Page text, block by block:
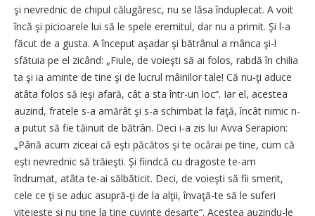
şi nevrednic de chipul călu­găresc, nu se lăsa înduplecat. A voit
încă şi picioarele lui să le spele eremitul, dar nu a primit. Şi l-a
făcut de a gusta. A început aşadar şi bătrânul a mânca şi-l
sfătuia pe el zicând: „Fiule, de voieşti să ai folos, rabdă în chilia
ta şi ia aminte de tine şi de lucrul mâinilor tale! Că nu-ţi aduce
atâta folos să ieşi afară, cât a sta într-un loc“. Iar el, acestea
auzind, fratele s-a amărât şi s-a schimbat la faţă, încât nimic n-
a putut să fie tăinuit de bătrân. Deci i-a zis lui Avva Serapion:
„Până acum ziceai că eşti păcătos şi te ocărai pe tine, cum că
eşti nevrednic să trăieşti. Şi fiindcă cu dragoste te-am
îndrumat, atâta te-ai sălbăticit. Deci, de voieşti să fii smerit,
cele ce ţi se aduc asupră-ţi de la alţii, învaţă-te să le suferi
vitejeşte şi nu ţine la tine cuvinte deşarte“. Acestea auzindu-le